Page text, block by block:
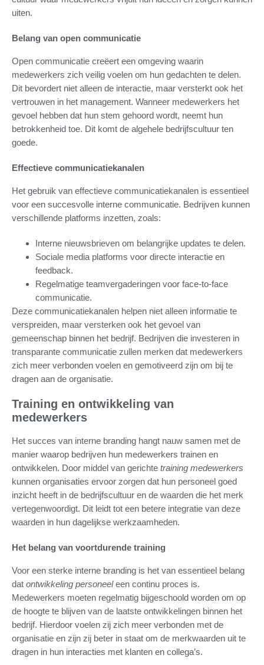
uiten.
Belang van open communicatie
Open communicatie creëert een omgeving waarin
medewerkers zich veilig voelen om hun gedachten te delen.
Dit bevordert niet alleen de interactie, maar versterkt ook het
vertrouwen in het management. Wanneer medewerkers het
gevoel hebben dat hun stem gehoord wordt, neemt hun
betrokkenheid toe. Dit komt de algehele bedrijfscultuur ten
goede.
Effectieve communicatiekanalen
Het gebruik van effectieve communicatiekanalen is essentieel
voor een succesvolle interne communicatie. Bedrijven kunnen
verschillende platforms inzetten, zoals:
Interne nieuwsbrieven om belangrijke updates te delen.
Sociale media platforms voor directe interactie en
feedback.
Regelmatige teamvergaderingen voor face-to-face
communicatie.
Deze communicatiekanalen helpen niet alleen informatie te
verspreiden, maar versterken ook het gevoel van
gemeenschap binnen het bedrijf. Bedrijven die investeren in
transparante communicatie zullen merken dat medewerkers
zich meer verbonden voelen en gemotiveerd zijn om bij te
dragen aan de organisatie.
Training en ontwikkeling van
medewerkers
Het succes van interne branding hangt nauw samen met de
manier waarop bedrijven hun medewerkers trainen en
ontwikkelen. Door middel van gerichte training medewerkers
kunnen organisaties ervoor zorgen dat hun personeel goed
inzicht heeft in de bedrijfscultuur en de waarden die het merk
vertegenwoordigt. Dit leidt tot een betere integratie van deze
waarden in hun dagelijkse werkzaamheden.
Het belang van voortdurende training
Voor een sterke interne branding is het van essentieel belang
dat ontwikkeling personeeleen continu proces is.
Medewerkers moeten regelmatig bijgeschoold worden om op
de hoogte te blijven van de laatste ontwikkelingen binnen het
bedrijf. Hierdoor voelen zij zich meer verbonden met de
organisatie en zijn zij beter in staat om de merkwaarden uit te
dragen in hun interacties met klanten en collega’s.